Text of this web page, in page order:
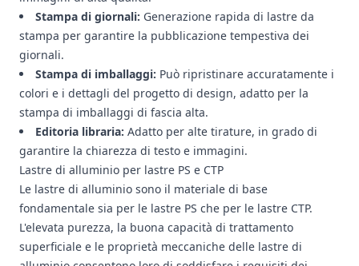
Stampa di giornali: Generazione rapida di lastre da
stampa per garantire la pubblicazione tempestiva dei
giornali.
Stampa di imballaggi: Può ripristinare accuratamente i
colori e i dettagli del progetto di design, adatto per la
stampa di imballaggi di fascia alta.
Editoria libraria: Adatto per alte tirature, in grado di
garantire la chiarezza di testo e immagini.
Lastre di alluminio per lastre PS e CTP
Le lastre di alluminio sono il materiale di base
fondamentale sia per le lastre PS che per le lastre CTP.
L'elevata purezza, la buona capacità di trattamento
superficiale e le proprietà meccaniche delle lastre di